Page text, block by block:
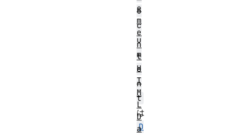
o
c
u
m
e
n
t
は
D
e
m
e
n
t
H
T
M
L
D
a